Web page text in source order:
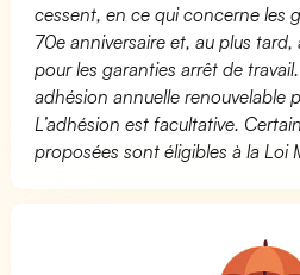
cessent, en ce qui concerne les
70e anniversaire et, au plus
pour les garanties arrêt de
adhésion annuelle renouvelable
L’adhésion est facultative.
proposées sont éligibles à la Loi